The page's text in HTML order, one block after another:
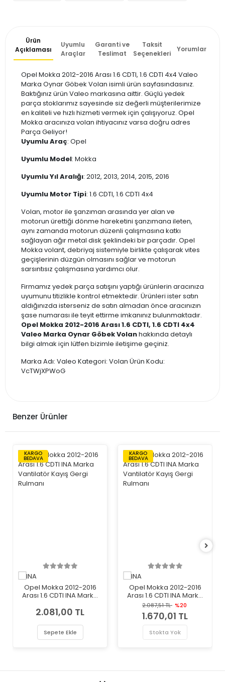
Ürün
Açıklaması
Uyumlu
Araçlar
Garanti ve
Teslimat
Taksit
Seçenekleri
Yorumlar
Opel Mokka 2012-2016 Arası 1.6 CDTI, 1.6 CDTI 4x4 Valeo
Marka Oynar Göbek Volan isimli ürün sayfasındasınız.
Baktığınız ürün Valeo markasına aittir. Güçlü yedek
parça stoklarımız sayesinde siz değerli müşterilerimize
en kaliteli ve hızlı hizmeti vermek için çalışıyoruz. Opel
Mokka aracınıza volan ihtiyacınız varsa doğru adres
Parça Geliyor!
Uyumlu Araç: Opel
Uyumlu Model: Mokka
Uyumlu Yıl Aralığı: 2012, 2013, 2014, 2015, 2016
Uyumlu Motor Tipi: 1.6 CDTI, 1.6 CDTI 4x4
Volan, motor ile şanzıman arasında yer alan ve
motorun ürettiği dönme hareketini şanzımana ileten,
aynı zamanda motorun düzenli çalışmasına katkı
sağlayan ağır metal disk şeklindeki bir parçadır. Opel
Mokka volant, debriyaj sistemiyle birlikte çalışarak vites
geçişlerinin düzgün olmasını sağlar ve motorun
sarsıntısız çalışmasına yardımcı olur.
Firmamız yedek parça satışını yaptığı ürünlerin aracınıza
uyumunu titizlikle kontrol etmektedir. Ürünleri ister satın
aldığınızda isterseniz de satın almadan önce aracınızın
şase numarası ile teyit ettirme imkanınız bulunmaktadır.
Opel Mokka 2012-2016 Arası 1.6 CDTI, 1.6 CDTI 4x4
Valeo Marka Oynar Göbek Volanhakkında detaylı
bilgi almak için lütfen bizimle iletişime geçiniz.
Marka Adı: Valeo Kategori: Volan Ürün Kodu:
VcTWjXPWoG
Benzer Ürünler
KARGO
BEDAVA
Opel Mokka 2012-2016
Arası 1.6 CDTI INA Marka
Rulmanı
2.081,00 TL
Sepete Ekle
KARGO
BEDAVA
Opel Mokka 2012-2016
Arası 1.6 CDTI INA Marka
Vantilatör Kayış Gergi
Rulmanı
2.087,51 TL %20
1.670,01 TL
Stokta Yok